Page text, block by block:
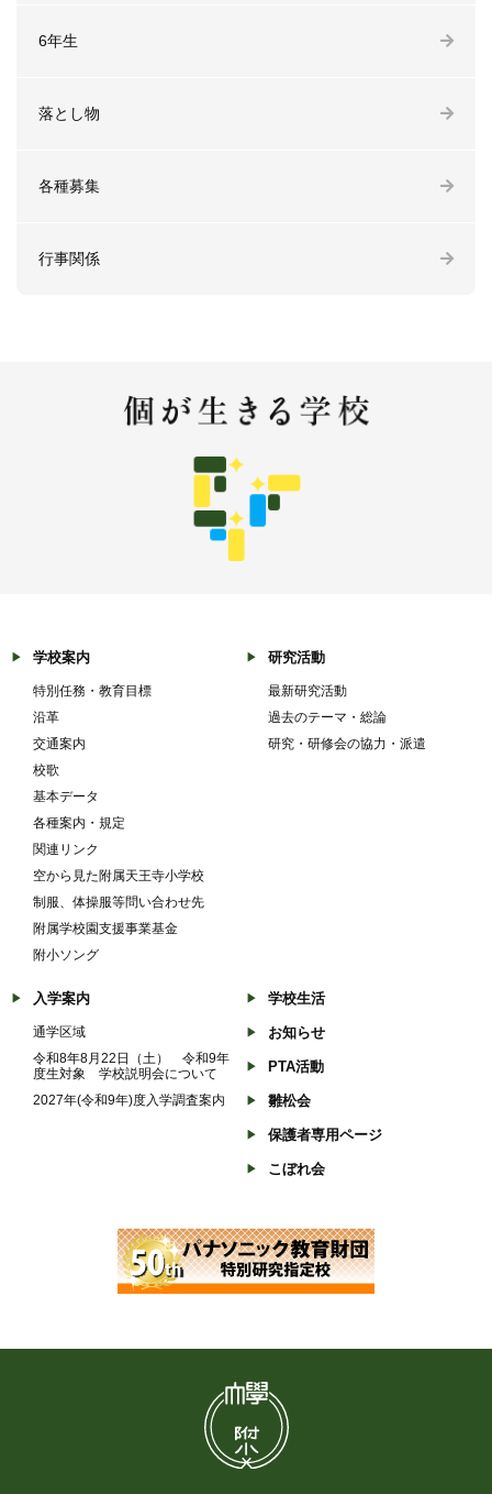
6年生
落とし物
各種募集
行事関係
学校案内
特別任務・教育目標
沿革
交通案内
校歌
基本データ
各種案内・規定
関連リンク
空から見た附属天王寺小学校
制服、体操服等問い合わせ先
附属学校園支援事業基金
附小ソング
研究活動
最新研究活動
過去のテーマ・総論
研究・研修会の協力・派遣
入学案内
通学区域
令和8年8月22日（土） 令和9年
度生対象 学校説明会について
2027年(令和9年)度入学調査案内
学校生活
お知らせ
PTA活動
雛松会
保護者専用ページ
こぼれ会